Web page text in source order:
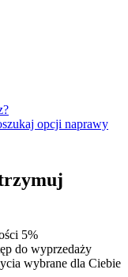
opcji naprawy
5%
do wyprzedaży
wybrane dla Ciebie